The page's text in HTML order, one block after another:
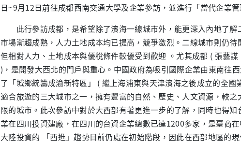
日~9月12日前往成都西南交通大學及企業參訪，並進行「當代企業
此行參訪成都，是希望除了濱海一線城市外，能更深入內地了解
市場漸趨成熟，人力土地成本均已提高，競爭激烈。二線城市則仍
但相對人力、土地成本與優稅條件較優受到歡迎 。尤其成都 ( 張藝
)，是開發大西北的門戶與重心。中國政府為吸引國際企業由東南往
了「城鄉統籌成渝新特區」 ( 繼上海浦東與天津濱海之後成立的全
適合旅遊的三大城市之一，擁有豐富的自然、歷史、人文資源，較
限的城市。此次參訪中對於大西部有著更進一步的了解，同時也得
業在四川投資建廠，在四川的台資企業總數已達1200多家，是臺商
大陸投資的 「西進」趨勢目前仍處在初始階段，因此在西部地區的